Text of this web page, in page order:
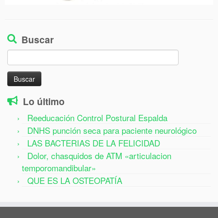
Buscar
Lo último
Reeducación Control Postural Espalda
DNHS punción seca para paciente neurológico
LAS BACTERIAS DE LA FELICIDAD
Dolor, chasquidos de ATM «articulacion
temporomandibular»
QUE ES LA OSTEOPATÍA